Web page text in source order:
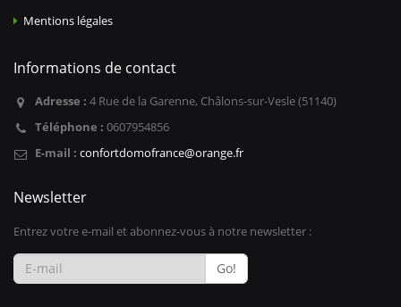
Mentions légales
Informations de contact
Adresse : 4 Rue de la Garenne, Châlons-sur-Vesle (51140)
Téléphone : 0607954856
E-mail : confortdomofrance@orange.fr
Newsletter
Entrez votre e-mail et abonnez-vous à notre newsletter :
Go!